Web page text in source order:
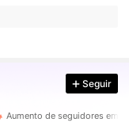
Seguir
Aumento de seguidores em